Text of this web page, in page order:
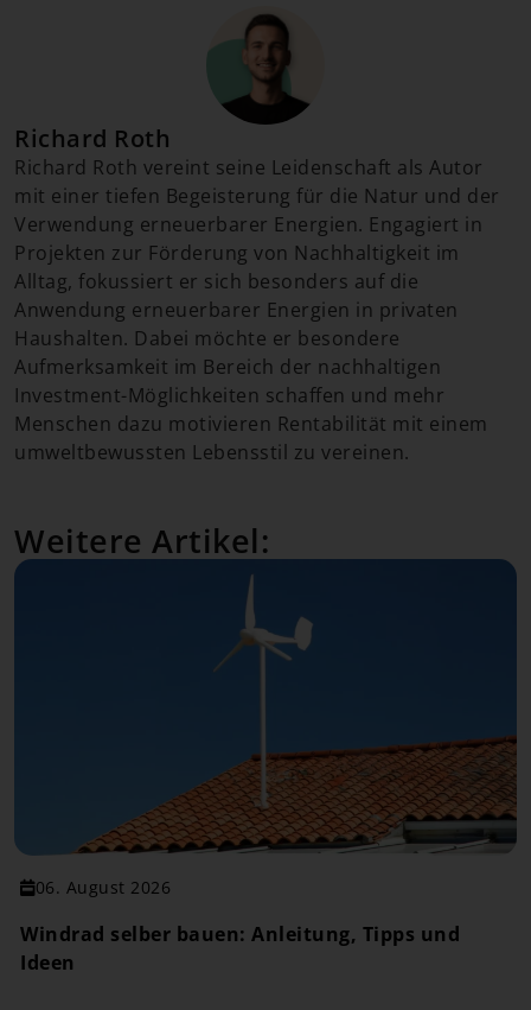
Richard Roth
Richard Roth vereint seine Leidenschaft als Autor
mit einer tiefen Begeisterung für die Natur und der
Verwendung erneuerbarer Energien. Engagiert in
Projekten zur Förderung von Nachhaltigkeit im
Alltag, fokussiert er sich besonders auf die
Anwendung erneuerbarer Energien in privaten
Haushalten. Dabei möchte er besondere
Aufmerksamkeit im Bereich der nachhaltigen
Investment-Möglichkeiten schaffen und mehr
Menschen dazu motivieren Rentabilität mit einem
umweltbewussten Lebensstil zu vereinen.
Weitere Artikel:
06. August 2026
Windrad selber bauen: Anleitung, Tipps und
Ideen